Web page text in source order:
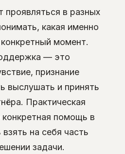
в разных
какая именно
момент.
— это
признание
выслушать и принять
Практическая
помощь в
на себя часть
задачи.